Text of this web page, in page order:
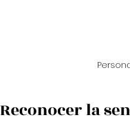
Reconocer la